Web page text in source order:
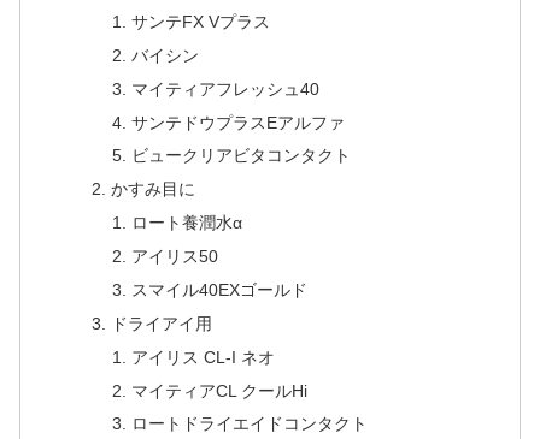
サンテFX Vプラス
バイシン
マイティアフレッシュ40
サンテドウプラスEアルファ
ビュークリアビタコンタクト
かすみ目に
ロート養潤水α
アイリス50
スマイル40EXゴールド
ドライアイ用
アイリス CL-I ネオ
マイティアCL クールHi
ロートドライエイドコンタクト